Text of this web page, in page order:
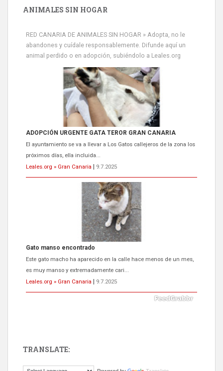
ANIMALES SIN HOGAR
RED CANARIA DE ANIMALES SIN HOGAR » Adopta, no le
abandones y cuídale responsablemente. Difunde aquí un
animal perdido o en adopción, subiéndolo a Leales.org
ADOPCIÓN URGENTE GATA TEROR GRAN CANARIA
El ayuntamiento se va a llevar a Los Gatos callejeros de la zona los
próximos días, ella incluida...
Leales.org » Gran Canaria
9.7.2025
Gato manso encontrado
Este gato macho ha aparecido en la calle hace menos de un mes,
es muy manso y extremadamente cari...
Leales.org » Gran Canaria
9.7.2025
TRANSLATE: